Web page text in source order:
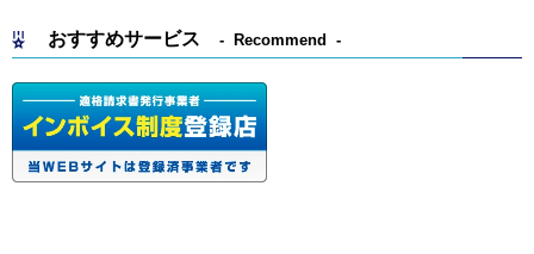
おすすめサービス Recommend